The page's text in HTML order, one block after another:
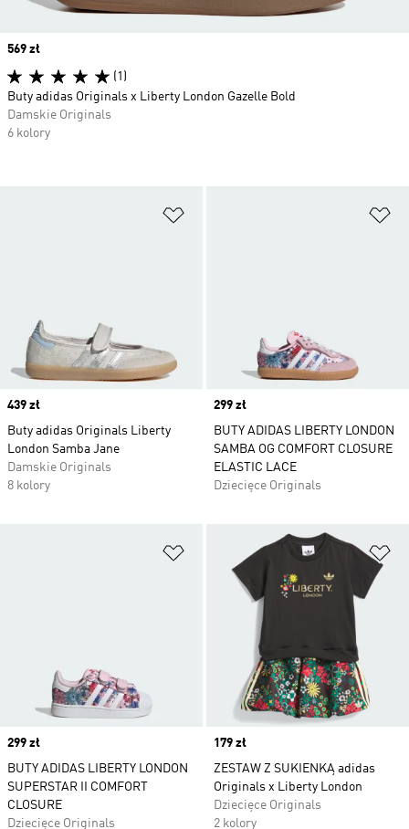
Price
439 zł
Buty adidas Originals Liberty
London Samba Jane
Damskie Originals
8 kolory
Price
299 zł
BUTY ADIDAS LIBERTY LONDON
SAMBA OG COMFORT CLOSURE
ELASTIC LACE
Dziecięce Originals
Dodaj do listy życzeń
Price
299 zł
BUTY ADIDAS LIBERTY LONDON
SUPERSTAR II COMFORT
CLOSURE
Dziecięce Originals
Price
179 zł
ZESTAW Z SUKIENKĄ adidas
Originals x Liberty London
Dziecięce Originals
2 kolory
Price
569 zł
(1)
Buty adidas Originals x Liberty London Gazelle Bold
Damskie Originals
6 kolory